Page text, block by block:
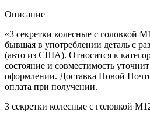
Описание
«3 секретки колесные с головкой
бывшая в употреблении деталь с
(авто из США). Относится к
состояние и совместимость
оформлении. Доставка Новой
оплата при получении.
3 секретки колесные с головкой